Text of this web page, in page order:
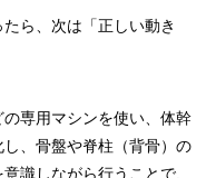
ら、次は 「正しい動き
の専用マシンを使い、体幹
、 骨盤や脊柱（背骨）の
識しながら行うことで、